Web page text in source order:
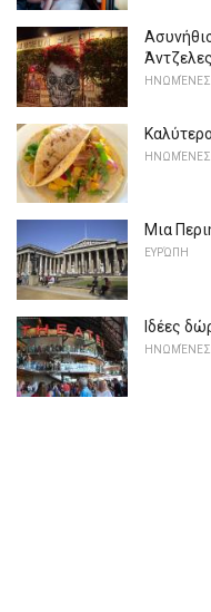
Άντζελες
ΗΝΩΜΈΝΕΣ
ΗΝΩΜΈΝΕΣ
Μια
ΕΥΡΏΠΗ
Ιδέες
ΗΝΩΜΈΝΕΣ